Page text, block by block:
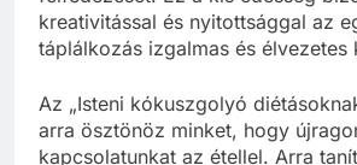
kreativitással és nyitottsággal az
táplálkozás izgalmas és élvezetes
Az „Isteni kókuszgolyó
arra ösztönöz minket, hogy
kapcsolatunkat az étellel. Arra